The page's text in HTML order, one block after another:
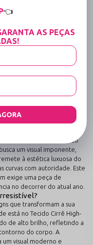
Cirrê: O Brilho
Noir
que é o manifesto
Sexy de Luxo em Tecido
um visual imponente,
à estética luxuosa do
curvas com autoridade. Este
exige uma peça de
no decorrer do atual ano.
que transformam a sua
está no Tecido Cirrê High-
de alto brilho, refletindo a
do corpo. A
visual moderno e
👈
AS PEÇAS